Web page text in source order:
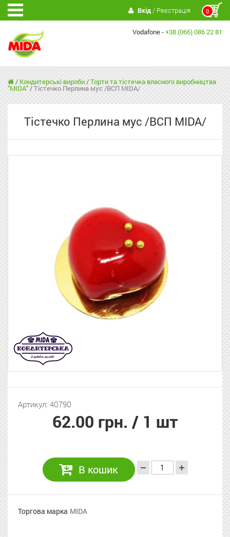
0
Вхід/ Реєстрація
Vodafone -+38 (066) 086 22 81
/ Кондитерські вироби/Торти та тістечка власного виробництва
"MIDA"/Тістечко Перлина мус /ВСП MIDA/
Тістечко Перлина мус /ВСП MIDA/
Артикул: 40790
62.00 грн. / 1 шт
В кошик
Торгова марка MIDA